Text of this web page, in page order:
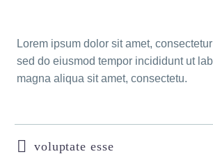
Lorem ipsum dolor sit amet,
sed do eiusmod tempor incididunt ut
magna aliqua sit amet, consectetu.
voluptate esse